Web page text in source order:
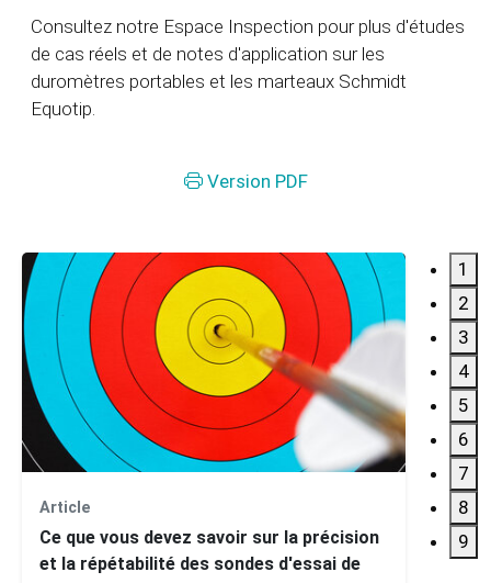
Consultez notre Espace Inspection pour plus d'études
de cas réels et de notes d'application sur les
duromètres portables et les marteaux Schmidt
Equotip.
Version PDF
Article
Ce que vous devez savoir sur la précision
et la répétabilité des sondes d'essai de
des
1
2
3
4
5
6
7
8
9